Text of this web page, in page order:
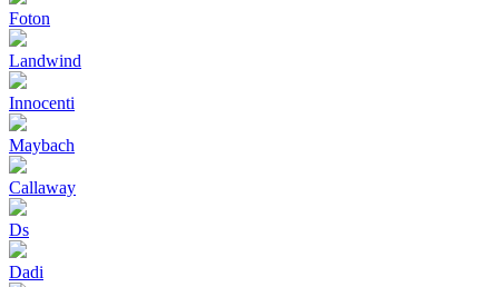
Foton
Landwind
Innocenti
Maybach
Callaway
Ds
Dadi